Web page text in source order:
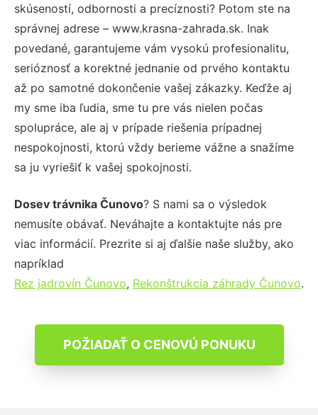
skúseností, odbornosti a precíznosti? Potom ste na
správnej adrese – www.krasna-zahrada.sk. Inak
povedané, garantujeme vám vysokú profesionalitu,
serióznosť a korektné jednanie od prvého kontaktu
až po samotné dokončenie vašej zákazky. Keďže aj
my sme iba ľudia, sme tu pre vás nielen počas
spolupráce, ale aj v prípade riešenia prípadnej
nespokojnosti, ktorú vždy berieme vážne a snažíme
sa ju vyriešiť k vašej spokojnosti.
Dosev trávnika Čunovo? S nami sa o výsledok
nemusíte obávať. Neváhajte a kontaktujte nás pre
viac informácií. Prezrite si aj ďalšie naše služby, ako
napríklad
Rez jadrovín Čunovo, Rekonštrukcia záhrady Čunovo.
POŽIADAŤ O CENOVÚ PONUKU